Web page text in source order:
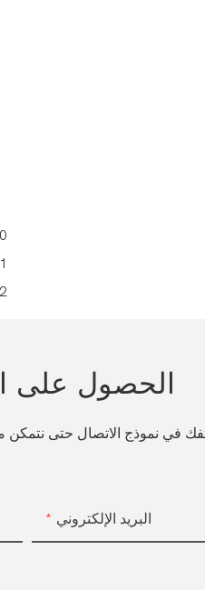
الحصول على
في نموذج الاتصال حتى
البريد الإلكتروني